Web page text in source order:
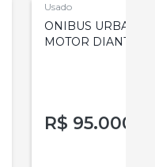
Usado
ONIBUS URBANO
MOTOR
R$ 95.000